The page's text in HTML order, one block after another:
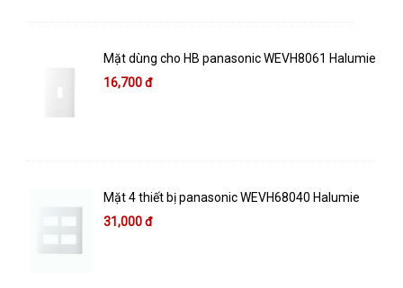
Mặt dùng cho HB panasonic WEVH8061 Halumie
16,700 đ
Mặt 4 thiết bị panasonic WEVH68040 Halumie
31,000 đ